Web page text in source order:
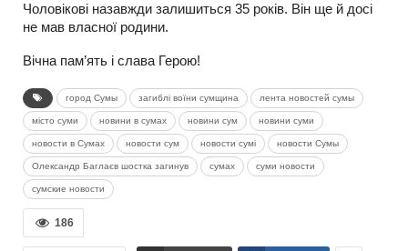
Чоловікові назавжди залишиться 35 років. Він ще й досі
не мав власної родини.
Вічна пам’ять і слава Герою!
город Сумы загиблі воїни сумщина лента новостей сумы
місто суми новини в сумах новини сум новини суми
новости в Сумах новости сум новости сумі новости Сумы
Олександр Баглаєв шостка загинув сумах суми новости
сумские новости
186